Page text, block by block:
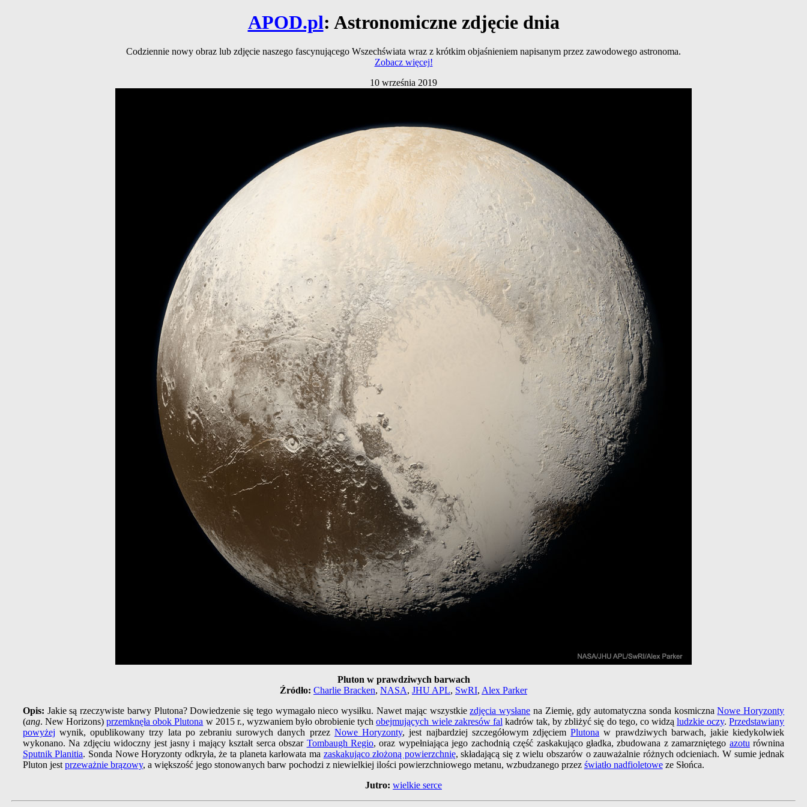
APOD.pl: Astronomiczne zdjęcie dnia
Codziennie nowy obraz lub zdjęcie naszego fascynującego Wszechświata wraz z krótkim objaśnieniem napisanym przez zawodowego astronoma.
Zobacz więcej!
10 września 2019
Pluton w prawdziwych barwach
Źródło: Charlie Bracken, NASA, JHU APL, SwRI, Alex Parker
Opis: Jakie są rzeczywiste barwy Plutona? Dowiedzenie się tego wymagało nieco wysiłku. Nawet mając wszystkiezdjęcia wysłane na Ziemię, gdy automatyczna sonda kosmicznaNowe Horyzonty
(ang. New Horizons)przemknęła obok Plutona w 2015 r., wyzwaniem było obrobienie tychobejmujących wiele zakresów fal kadrów tak, by zbliżyć się do tego, co widzą ludzkie oczy.Przedstawiany
powyżej wynik, opublikowany trzy lata po zebraniu surowych danych przez Nowe Horyzonty, jest najbardziej szczegółowym zdjęciemPlutona w prawdziwych barwach, jakie kiedykolwiek
wykonano. Na zdjęciu widoczny jest jasny i mający kształt serca obszar Tombaugh Regio, oraz wypełniająca jego zachodnią część zaskakująco gładka, zbudowana z zamarzniętego azotu równina
Sputnik Planitia. Sonda Nowe Horyzonty odkryła, że ta planeta karłowata ma zaskakująco złożoną powierzchnię, składającą się z wielu obszarów o zauważalnie różnych odcieniach. W sumie jednak
Pluton jest przeważnie brązowy, a większość jego stonowanych barw pochodzi z niewielkiej ilości powierzchniowego metanu, wzbudzanego przez światło nadfioletoweze Słońca.
Jutro: wielkie serce